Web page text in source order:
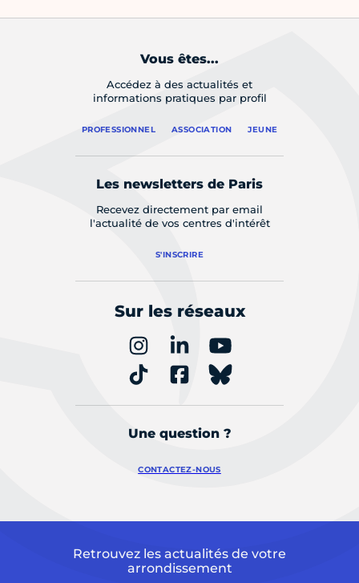
Vous êtes...
Accédez à des actualités et
informations pratiques par profil
PROFESSIONNEL ASSOCIATION JEUNE
Les newsletters de Paris
Recevez directement par email
l'actualité de vos centres d'intérêt
S'INSCRIRE
Sur les réseaux
Une question ?
CONTACTEZ-NOUS
Retrouvez les actualités de votre
arrondissement